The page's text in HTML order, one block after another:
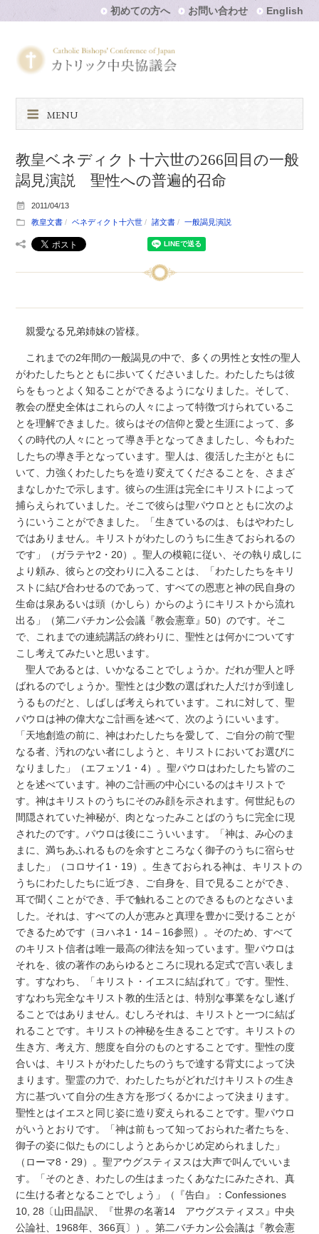
初めての方へ お問い合わせ English
MENU
教皇ベネディクト十六世の266回目の一般
謁見演説 聖性への普遍的召命
2011/04/13
教皇文書
ベネディクト十六世 諸文書 一般謁見演説
親愛なる兄弟姉妹の皆様。
これまでの2年間の一般謁見の中で、多くの男性と女性の聖人
がわたしたちとともに歩いてくださいました。わたしたちは彼
らをもっとよく知ることができるようになりました。そして、
教会の歴史全体はこれらの人々によって特徴づけられているこ
とを理解できました。彼らはその信仰と愛と生涯によって、多
くの時代の人々にとって導き手となってきましたし、今もわた
したちの導き手となっています。聖人は、復活した主がともに
いて、力強くわたしたちを造り変えてくださることを、さまざ
まなしかたで示します。彼らの生涯は完全にキリストによって
捕らえられていました。そこで彼らは聖パウロとともに次のよ
うにいうことができました。「生きているのは、もはやわたし
ではありません。キリストがわたしのうちに生きておられるの
です」（ガラテヤ2・20）。聖人の模範に従い、その執り成しに
より頼み、彼らとの交わりに入ることは、「わたしたちをキリ
ストに結び合わせるのであって、すべての恩恵と神の民自身の
生命は泉あるいは頭（かしら）からのようにキリストから流れ
出る」（第二バチカン公会議『教会憲章』50）のです。そこ
で、これまでの連続講話の終わりに、聖性とは何かについてす
こし考えてみたいと思います。
聖人であるとは、いかなることでしょうか。だれが聖人と呼
ばれるのでしょうか。聖性とは少数の選ばれた人だけが到達し
うるものだと、しばしば考えられています。これに対して、聖
パウロは神の偉大なご計画を述べて、次のようにいいます。
「天地創造の前に、神はわたしたちを愛して、ご自分の前で聖
なる者、汚れのない者にしようと、キリストにおいてお選びに
なりました」（エフェソ1・4）。聖パウロはわたしたち皆のこ
とを述べています。神のご計画の中心にいるのはキリストで
す。神はキリストのうちにそのみ顔を示されます。何世紀もの
間隠されていた神秘が、肉となったみことばのうちに完全に現
されたのです。パウロは後にこういいます。「神は、み心のま
まに、満ちあふれるものを余すところなく御子のうちに宿らせ
ました」（コロサイ1・19）。生きておられる神は、キリストの
うちにわたしたちに近づき、ご自身を、目で見ることができ、
耳で聞くことができ、手で触れることのできるものとなさいま
した。それは、すべての人が恵みと真理を豊かに受けることが
できるためです（ヨハネ1・14－16参照）。そのため、すべて
のキリスト信者は唯一最高の律法を知っています。聖パウロは
それを、彼の著作のあらゆるところに現れる定式で言い表しま
す。すなわち、「キリスト・イエスに結ばれて」です。聖性、
すなわち完全なキリスト教的生活とは、特別な事業をなし遂げ
ることではありません。むしろそれは、キリストと一つに結ば
れることです。キリストの神秘を生きることです。キリストの
生き方、考え方、態度を自分のものとすることです。聖性の度
合いは、キリストがわたしたちのうちで達する背丈によって決
まります。聖霊の力で、わたしたちがどれだけキリストの生き
方に基づいて自分の生き方を形づくるかによって決まります。
聖性とはイエスと同じ姿に造り変えられることです。聖パウロ
がいうとおりです。「神は前もって知っておられた者たちを、
御子の姿に似たものにしようとあらかじめ定められました」
（ローマ8・29）。聖アウグスティヌスは大声で叫んでいいま
す。「そのとき、わたしの生はまったくあなたにみたされ、真
に生ける者となることでしょう」（『告白』：Confessiones
10, 28〔山田晶訳、『世界の名著14 アウグスティヌス』中央
公論社、1968年、366頁〕）。第二バチカン公会議は『教会憲